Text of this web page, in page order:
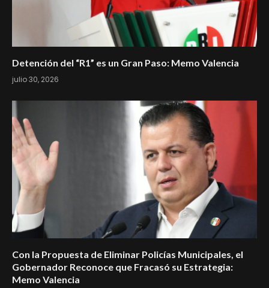
Detención del “R1” es un Gran Paso: Memo Valencia
julio 30, 2026
Con la Propuesta de Eliminar Policías Municipales, el
Gobernador Reconoce que Fracasó su Estrategia:
Memo Valencia